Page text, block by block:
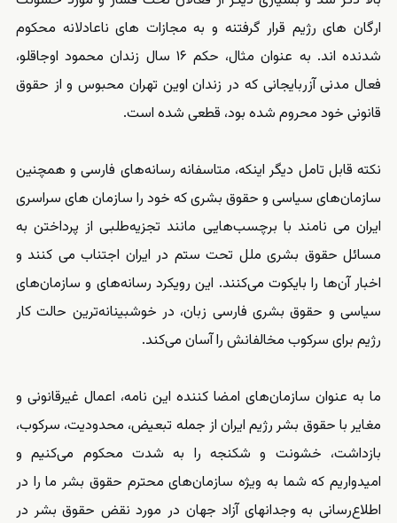
ارگان های رژیم قرار گرفتنه و به مجازات های ناعادلانه محکوم
شدنده اند. به عنوان مثال، حکم ۱۶ سال زندان محمود اوجاقلو،
فعال مدنی آزربایجانی که در زندان اوین تهران محبوس و از حقوق
قانونی خود محروم شده بود، قطعی شده است.
نکته قابل تامل دیگر اینکه، متاسفانه رسانه‌های فارسی و همچنین
سازمان‌های سیاسی و حقوق بشری که خود را سازمان های سراسری
ایران می نامند با برچسب‌هایی مانند تجزیه‌طلبی از پرداختن به
مسائل حقوق بشری ملل تحت ستم در ایران اجتناب می کنند و
اخبار آن‌ها را بایکوت می‌کنند. این رویکرد رسانه‌های و سازمان‌های
سیاسی و حقوق بشری فارسی زبان، در خوشبینانه‌ترین حالت کار
رژیم برای سرکوب مخالفانش را آسان می‌کند.
ما به عنوان سازمان‌های امضا کننده این نامه، اعمال غیرقانونی و
مغایر با حقوق بشر رژیم ایران از جمله تبعیض، محدودیت، سرکوب،
بازداشت، خشونت و شکنجه را به شدت محکوم می‌کنیم و
امیدواریم که شما به ویژه سازمان‌های محترم حقوق بشر ما را در
اطلاع‌رسانی به وجدانهای آزاد جهان در مورد نقض حقوق بشر در